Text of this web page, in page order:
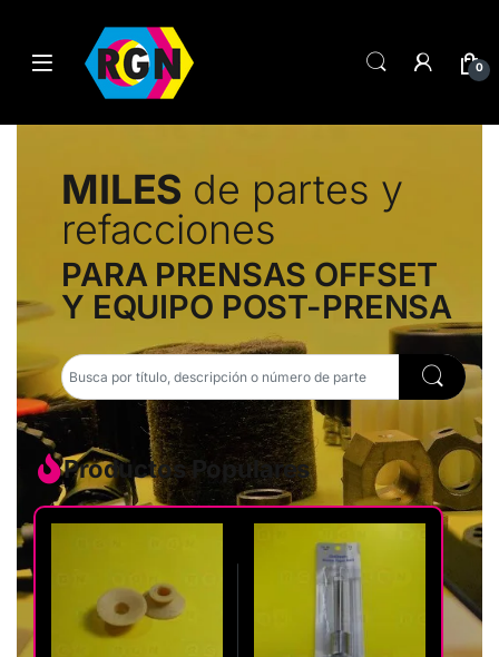
0
MILES de partes y
refacciones
PARA PRENSAS OFFSET
Y EQUIPO POST-PRENSA
Productos Populares